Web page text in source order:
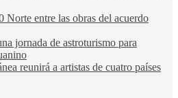
Norte entre las obras del acuerdo
jornada de astroturismo para
reunirá a artistas de cuatro países